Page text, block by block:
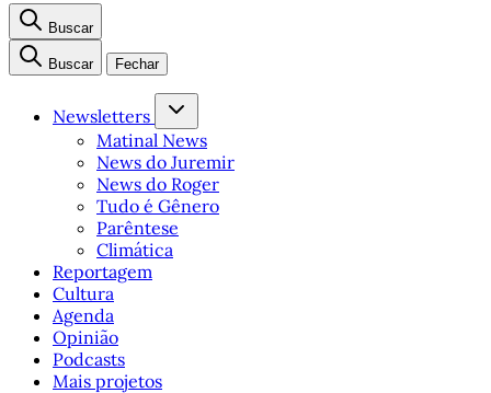
Buscar
Buscar Fechar
Newsletters
Matinal News
News do Juremir
News do Roger
Tudo é Gênero
Parêntese
Climática
Reportagem
Cultura
Agenda
Opinião
Podcasts
Mais projetos